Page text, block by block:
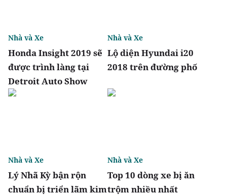
Honda Insight 2019 sẽ
được trình làng tại
Detroit Auto Show
Nhà và Xe
Lộ diện Hyundai i20
2018 trên đường phố
Nhà và Xe
Lý Nhã Kỳ bận rộn
chuẩn bị triển lãm kim
Nhà và Xe
Top 10 dòng xe bị ăn
trộm nhiều nhất
Nhà và Xe